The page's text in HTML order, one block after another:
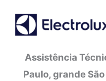
conteúdo
Assistência
Paulo, grande